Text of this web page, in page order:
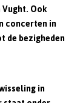
Ook
concerten in
de bezigheden
in